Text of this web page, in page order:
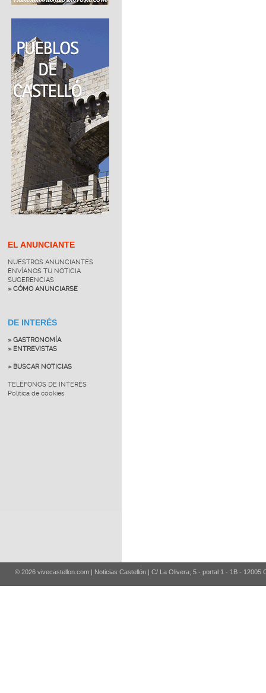
EL ANUNCIANTE
NUESTROS ANUNCIANTES
ENVÍANOS TU NOTICIA
SUGERENCIAS
» CÓMO ANUNCIARSE
DE INTERÉS
» GASTRONOMÍA
» ENTREVISTAS
» BUSCAR NOTICIAS
TELÉFONOS DE INTERÉS
Política de cookies
© 2026 vivecastellon.com | Noticias Castellón | C/ La Olivera, 5 - portal 1 - 1B - 12005